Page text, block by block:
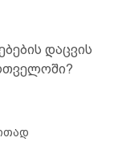
დაცვის